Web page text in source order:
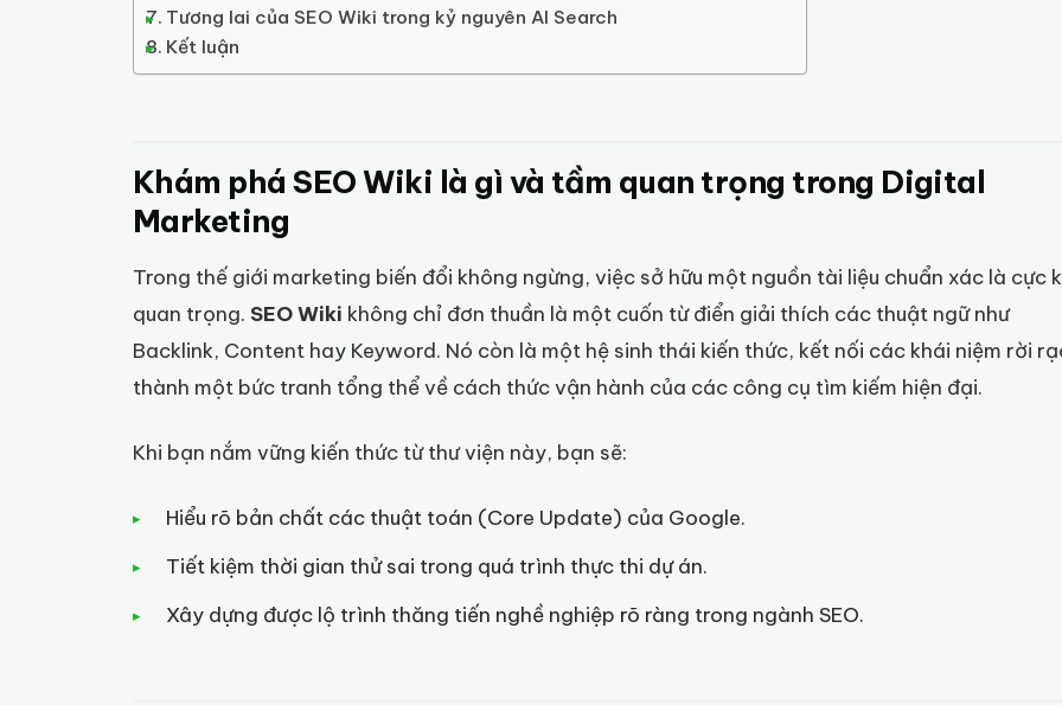
Tương lai của SEO Wiki trong kỷ nguyên AI Search
Kết luận
Khám phá SEO Wiki là gì và tầm quan trọng trong Digital
Marketing
Trong thế giới marketing biến đổi không ngừng, việc sở hữu một nguồn tài liệu chuẩn xác là cực
quan trọng. SEO Wiki không chỉ đơn thuần là một cuốn từ điển giải thích các thuật ngữ như
Backlink, Content hay Keyword. Nó còn là một hệ sinh thái kiến thức, kết nối các khái niệm rời
thành một bức tranh tổng thể về cách thức vận hành của các công cụ tìm kiếm hiện đại.
Khi bạn nắm vững kiến thức từ thư viện này, bạn sẽ:
Hiểu rõ bản chất các thuật toán (Core Update) của Google.
Tiết kiệm thời gian thử sai trong quá trình thực thi dự án.
Xây dựng được lộ trình thăng tiến nghề nghiệp rõ ràng trong ngành SEO.